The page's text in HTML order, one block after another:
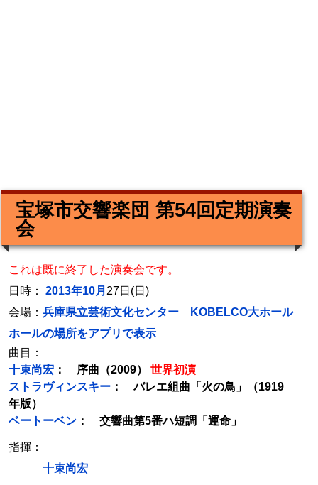
宝塚市交響楽団 第54回定期演奏
会
これは既に終了した演奏会です。
日時： 2013年10月 27日(日)
会場： 兵庫県立芸術文化センター KOBELCO大ホール
ホールの場所をアプリで表示
曲目：
十束尚宏 ： 序曲（2009） 世界初演
ストラヴィンスキー ： バレエ組曲「火の鳥」（1919
年版）
ベートーベン ： 交響曲第5番ハ短調「運命」
指揮：
十束尚宏